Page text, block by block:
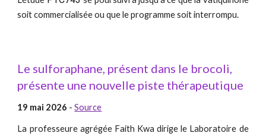
soit commercialisée ou que le programme soit interrompu.
Le sulforaphane, présent dans le brocoli,
présente une nouvelle piste thérapeutique
19 mai 2026 -Source
La professeure agrégée Faith Kwa dirige le Laboratoire de